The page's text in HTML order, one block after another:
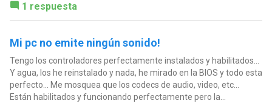
1 respuesta
Mi pc no emite ningún sonido!
Tengo los controladores perfectamente instalados y habilitados...
Y agua, los he reinstalado y nada, he mirado en la BIOS y todo esta
perfecto... Me mosquea que los codecs de audio, video, etc...
Están habilitados y funcionando perfectamente pero la...